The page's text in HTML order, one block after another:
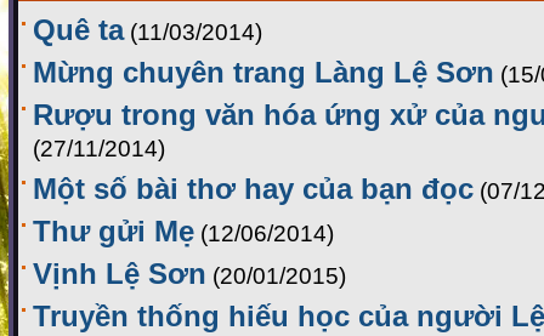
Quê ta (11/03/2014)
Mừng chuyên trang Làng Lệ Sơn
Rượu trong văn hóa ứng xử của
(27/11/2014)
Một số bài thơ hay của bạn đọc (07/
Thư gửi Mẹ (12/06/2014)
Vịnh Lệ Sơn (20/01/2015)
Truyền thống hiếu học của người